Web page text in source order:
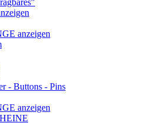
anzeigen
- Buttons - Pins
anzeigen